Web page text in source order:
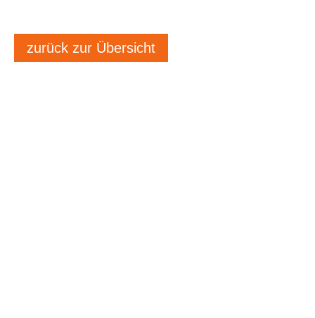
zurück zur Übersicht